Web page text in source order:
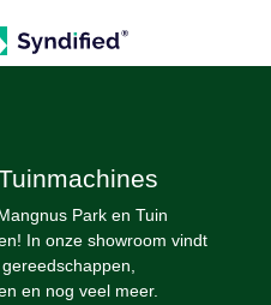
Park en Tuin
In onze showroom vindt
en nog veel meer.